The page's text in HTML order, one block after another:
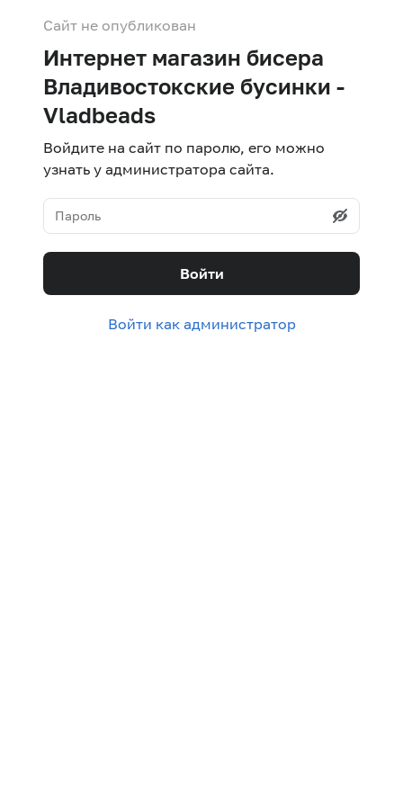
Сайт не опубликован
Интернет магазин бисера
Владивостокские бусинки -
Vladbeads
Войдите на сайт по паролю, его можно
узнать у администратора сайта.
Войти
Войти как администратор